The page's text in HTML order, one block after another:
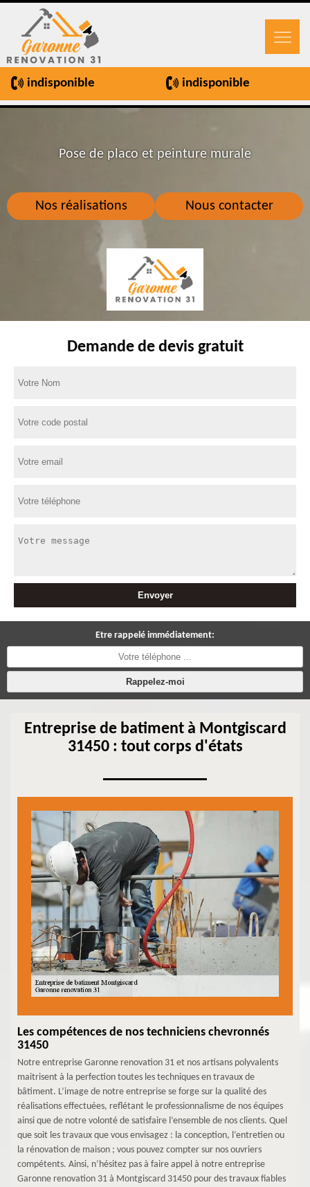
indisponible indisponible
Nos réalisations Nous contacter
Pose de placo et peinture murale
Demande de devis gratuit
Etre rappelé immédiatement:
Entreprise de batiment à Montgiscard
31450 : tout corps d'états
Les compétences de nos techniciens chevronnés
31450
Notre entreprise Garonne renovation 31 et nos artisans polyvalents
maitrisent à la perfection toutes les techniques en travaux de
bâtiment. L’image de notre entreprise se forge sur la qualité des
réalisations effectuées, reflétant le professionnalisme de nos équipes
ainsi que de notre volonté de satisfaire l’ensemble de nos clients. Quel
que soit les travaux que vous envisagez : la conception, l’entretien ou
la rénovation de maison ; vous pouvez compter sur nos ouvriers
compétents. Ainsi, n’hésitez pas à faire appel à notre entreprise
Garonne renovation 31 à Montgiscard 31450 pour des travaux fiables